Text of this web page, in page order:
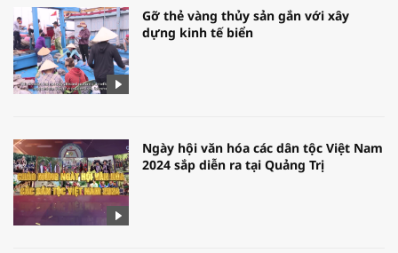
Gỡ thẻ vàng thủy sản gắn với xây
dựng kinh tế biển
Ngày hội văn hóa các dân tộc Việt Nam
2024 sắp diễn ra tại Quảng Trị